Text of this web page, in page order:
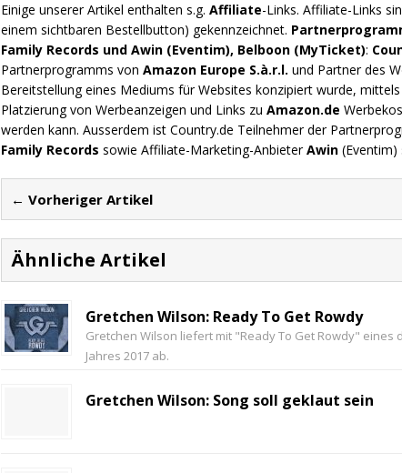
Einige unserer Artikel enthalten s.g. Affiliate-Links. Affiliate-Links
einem sichtbaren Bestellbutton) gekennzeichnet.
Family Records und Awin (Eventim), Belboon (MyTicket):
Partnerprogramms von Amazon Europe S.à.r.l. und Partner des
Bereitstellung eines Mediums für Websites konzipiert wurde,
Platzierung von Werbeanzeigen und Links zu Amazon.de
werden kann. Ausserdem ist Country.de Teilnehmer der
Family Records sowie Affiliate-Marketing-AnbieterAwin (Eventim)
← Vorheriger Artikel
Ähnliche Artikel
Gretchen Wilson: Ready To Get Rowdy
Gretchen Wilson liefert mit "Ready To Get Rowdy" eines
Jahres 2017 ab.
Gretchen Wilson: Song soll geklaut sein